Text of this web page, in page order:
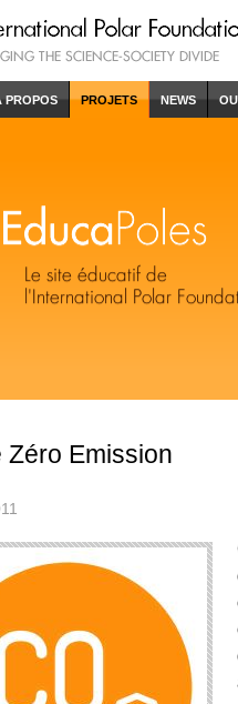
PROPOS PROJETS NEWS
Zéro Emission